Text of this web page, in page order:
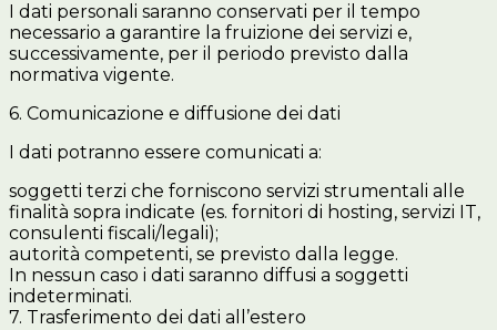
I dati personali saranno conservati per il tempo
necessario a garantire la fruizione dei servizi e,
successivamente, per il periodo previsto dalla
normativa vigente.
6. Comunicazione e diffusione dei dati
I dati potranno essere comunicati a:
soggetti terzi che forniscono servizi strumentali alle
finalità sopra indicate (es. fornitori di hosting, servizi IT,
consulenti fiscali/legali);
autorità competenti, se previsto dalla legge.
In nessun caso i dati saranno diffusi a soggetti
indeterminati.
7. Trasferimento dei dati all’estero